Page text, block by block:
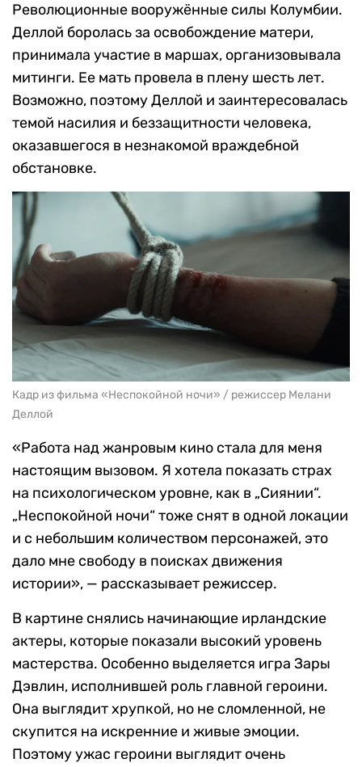
Революционные вооружённые силы Колумбии.
Деллой боролась за освобождение матери,
принимала участие в маршах, организовывала
митинги. Ее мать провела в плену шесть лет.
Возможно, поэтому Деллой и заинтересовалась
темой насилия и беззащитности человека,
оказавшегося в незнакомой враждебной
обстановке.
Кадр из фильма «Неспокойной ночи» / режиссер Мелани
Деллой
«Работа над жанровым кино стала для меня
настоящим вызовом. Я хотела показать страх
на психологическом уровне, как в „Сиянии“.
„Неспокойной ночи“ тоже снят в одной локации
и с небольшим количеством персонажей, это
дало мне свободу в поисках движения
истории», — рассказывает режиссер.
В картине снялись начинающие ирландские
актеры, которые показали высокий уровень
мастерства. Особенно выделяется игра Зары
Дэвлин, исполнившей роль главной героини.
Она выглядит хрупкой, но не сломленной, не
скупится на искренние и живые эмоции.
Поэтому ужас героини выглядит очень